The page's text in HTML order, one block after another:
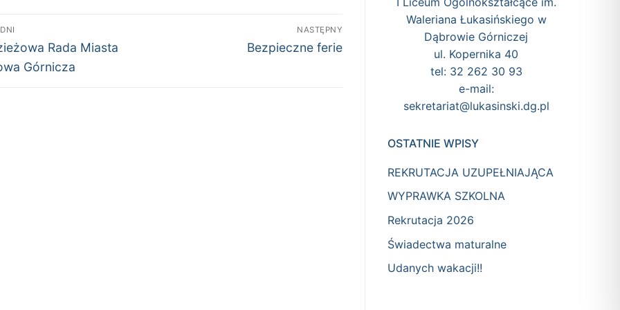
Rada Miasta
Górnicza
NASTĘPNY
Następny
Bezpieczne ferie
Waleriana Łukasińskiego w
Dąbrowie Górniczej
ul. Kopernika 40
tel: 32 262 30 93
e-mail:
sekretariat@lukasinski.dg.pl
OSTATNIE WPISY
REKRUTACJA UZUPEŁNIAJĄCA
WYPRAWKA SZKOLNA
Rekrutacja 2026
Świadectwa maturalne
Udanych wakacji!!